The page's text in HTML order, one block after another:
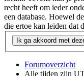
recht heeft om ieder
een database. Hoewel
die ertoe kan leiden dat
Forumoverzicht
Alle tijden zijn